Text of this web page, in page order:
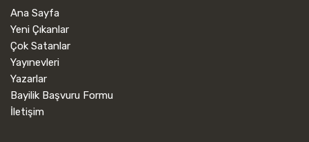
Ana Sayfa
Yeni Çıkanlar
Çok Satanlar
Yayınevleri
Yazarlar
Bayilik Başvuru Formu
İletişim